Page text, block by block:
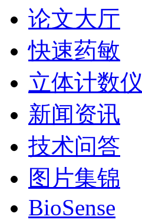
论文大厅
快速药敏
立体计数仪
新闻资讯
技术问答
图片集锦
BioSense